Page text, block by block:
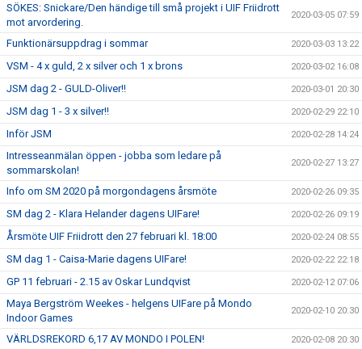
SÖKES: Snickare/Den händige till små projekt i UIF Friidrott
mot arvordering.
2020-03-05 07:59
Funktionärsuppdrag i sommar 2020-03-03 13:22
VSM - 4 x guld, 2 x silver och 1 x brons 2020-03-02 16:08
JSM dag 2 - GULD-Oliver!! 2020-03-01 20:30
JSM dag 1 - 3 x silver!! 2020-02-29 22:10
Inför JSM 2020-02-28 14:24
Intresseanmälan öppen - jobba som ledare på
sommarskolan!
2020-02-27 13:27
Info om SM 2020 på morgondagens årsmöte 2020-02-26 09:35
SM dag 2 - Klara Helander dagens UIFare! 2020-02-26 09:19
Årsmöte UIF Friidrott den 27 februari kl. 18:00 2020-02-24 08:55
SM dag 1 - Caisa-Marie dagens UIFare! 2020-02-22 22:18
GP 11 februari - 2.15 av Oskar Lundqvist 2020-02-12 07:06
Maya Bergström Weekes - helgens UIFare på Mondo
Indoor Games
2020-02-10 20:30
VÄRLDSREKORD 6,17 AV MONDO I POLEN! 2020-02-08 20:30